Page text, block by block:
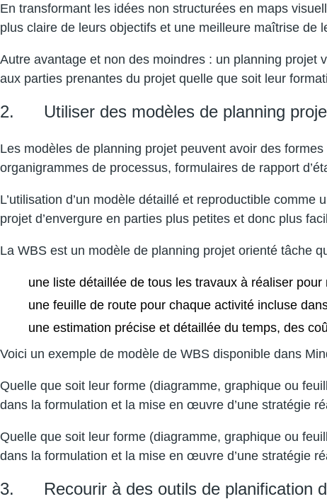
En transformant les idées non structurées en maps
plus claire de leurs objectifs et une meilleure maîtrise de
Autre avantage et non des moindres : un planning projet
aux parties prenantes du projet quelle que soit leur
2. Utiliser des modèles de planning
Les modèles de planning projet peuvent avoir des
organigrammes de processus, formulaires de rapport
L’utilisation d’un modèle détaillé et reproductible
projet d’envergure en parties plus petites et donc plus
La WBS est un modèle de planning projet orienté tâche
une liste détaillée de tous les travaux à réaliser
une feuille de route pour chaque activité incluse
une estimation précise et détaillée du temps, des
Voici un exemple de modèle de WBS disponible dans
Quelle que soit leur forme (diagramme, graphique ou
dans la formulation et la mise en œuvre d’une stratégie
Quelle que soit leur forme (diagramme, graphique ou
dans la formulation et la mise en œuvre d’une stratégie
3. Recourir à des outils de planification